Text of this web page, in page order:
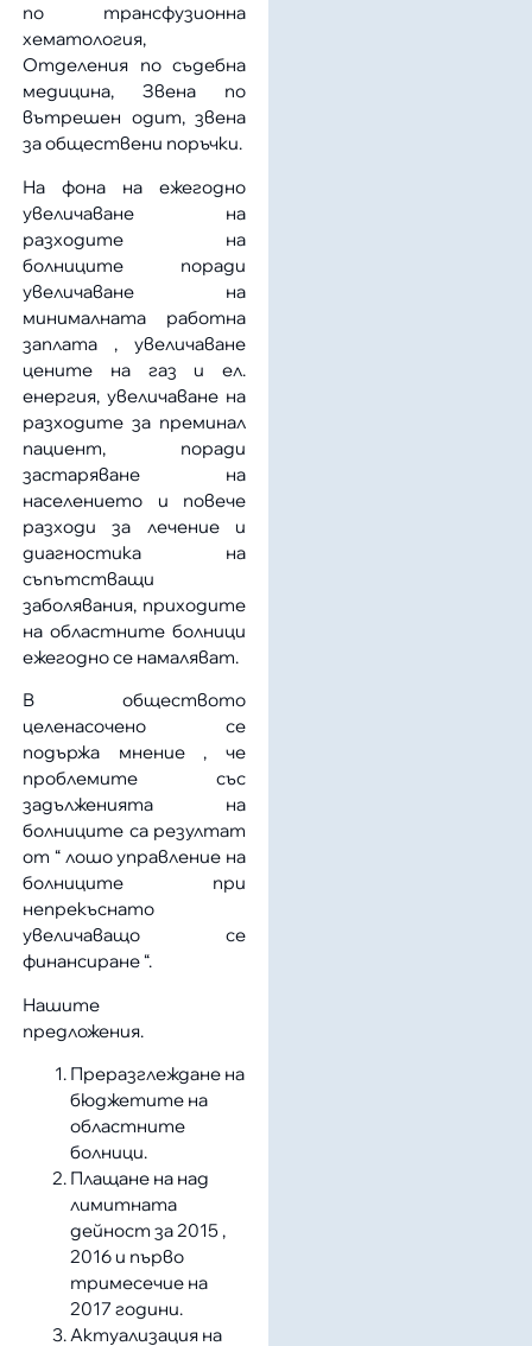
по трансфузионна
хематология,
Отделения по съдебна
медицина, Звена по
вътрешен одит, звена
за обществени поръчки.
На фона на ежегодно
увеличаване на
разходите на
болниците поради
увеличаване на
минималната работна
заплата , увеличаване
цените на газ и ел.
енергия, увеличаване на
разходите за преминал
пациент, поради
застаряване на
населението и повече
разходи за лечение и
диагностика на
съпътстващи
заболявания, приходите
на областните болници
ежегодно се намаляват.
В обществото
целенасочено се
подържа мнение , че
проблемите със
задълженията на
болниците са резултат
от “ лошо управление на
болниците при
непрекъснато
увеличаващо се
финансиране “.
Нашите
предложения.
Преразглеждане на
бюджетите на
областните
болници.
Плащане на над
лимитната
дейност за 2015 ,
2016 и първо
тримесечие на
2017 години.
Актуализация на